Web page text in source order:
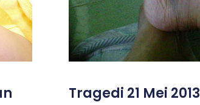
Tragedi 21 Mei 2013